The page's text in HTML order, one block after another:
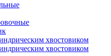
хвостовиком
хвостовиком